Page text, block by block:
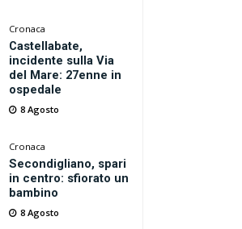
Cronaca
Castellabate,
incidente sulla Via
del Mare: 27enne in
ospedale
8 Agosto
Cronaca
Secondigliano, spari
in centro: sfiorato un
bambino
8 Agosto